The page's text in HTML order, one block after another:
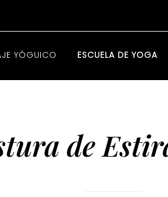
YÓGUICO ESCUELA DE YOGA
de